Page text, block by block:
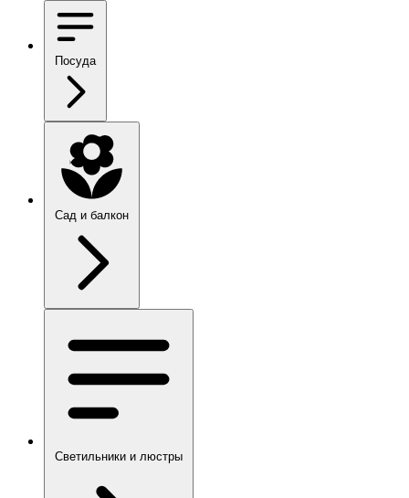
Посуда
Сад и балкон
Светильники и люстры